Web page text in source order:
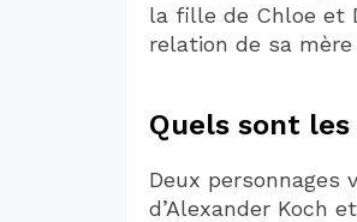
la fille de Chloe et
relation de sa mère
Quels sont
Deux personnages
d’Alexander Koch